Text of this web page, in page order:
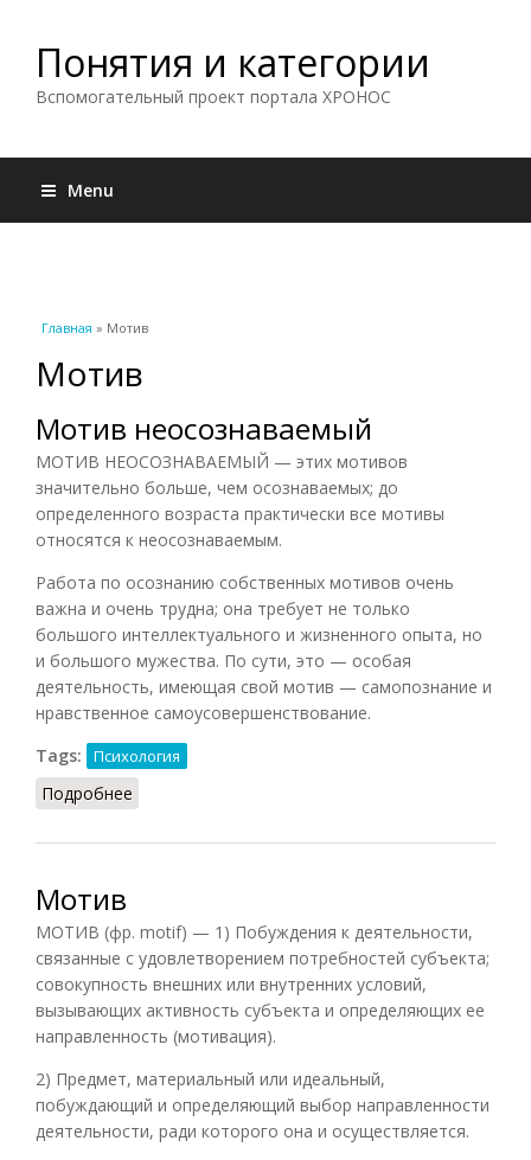
Понятия и категории
Вспомогательный проект портала ХРОНОС
Menu
Вы здесь
Главная » Мотив
Мотив
Мотив неосознаваемый
МОТИВ НЕОСОЗНАВАЕМЫЙ — этих мотивов
значительно больше, чем осознаваемых; до
определенного возраста практически все мотивы
относятся к неосознаваемым.
Работа по осознанию собственных мотивов очень
важна и очень трудна; она требует не только
большого интеллектуального и жизненного опыта, но
и большого мужества. По сути, это — особая
деятельность, имеющая свой мотив — самопознание и
нравственное самоусовершенствование.
Tags:
Психология
Подробнее
Мотив
МОТИВ (фр. motif) — 1) Побуждения к деятельности,
связанные с удовлетворением потребностей субъекта;
совокупность внешних или внутренних условий,
вызывающих активность субъекта и определяющих ее
направленность (мотивация).
2) Предмет, материальный или идеальный,
побуждающий и определяющий выбор направленности
деятельности, ради которого она и осуществляется.